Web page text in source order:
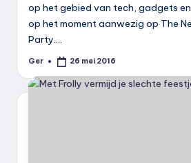
op het gebied van tech, gadgets
op het moment aanwezig op The
Party.…
Geplaatst
Ger 26 mei 2016